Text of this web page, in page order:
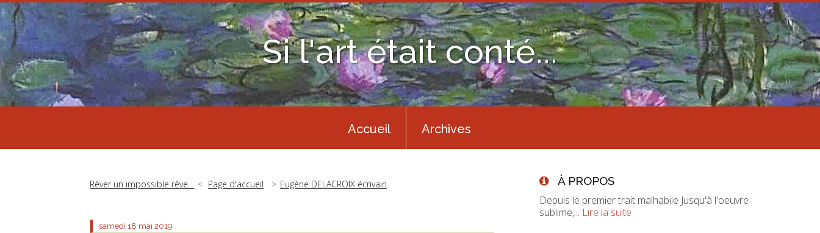
Si l'art était conté...
Accueil Archives
Rêver un impossible rêve… Page d'accueil Eugène DELACROIX écrivain
samedi 18 mai 2019
À PROPOS
Depuis le premier trait malhabile Jusqu'à l'oeuvre
sublime,... Lire la suite